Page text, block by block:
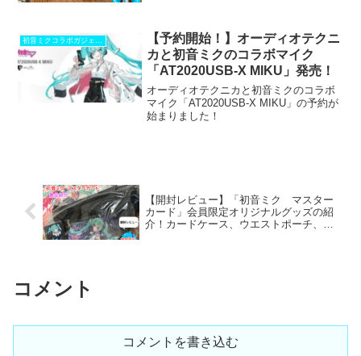
【予約開始！】オーディオテクニ
カと初音ミクのコラボマイク
「AT2020USB-X MIKU」発売！
オーディオテクニカと初音ミクのコラボ
マイク「AT2020USB-X MIKU」の予約が
始まりました！
【開封レビュー】「初音ミク マスター
カード」会員限定オリジナルグッズの紹
介！カードケース、ウエストポーチ、複
コメント
コメントを書き込む